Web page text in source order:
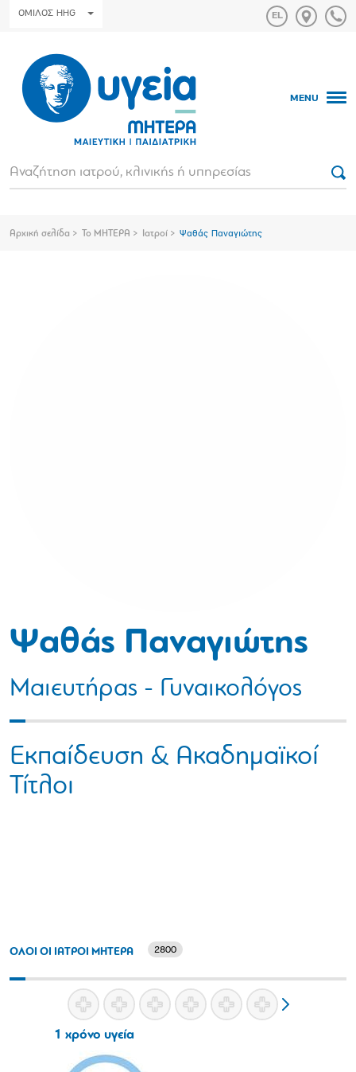
ΟΜΙΛΟΣ HHG
MENU
Αρχική σελίδα Το ΜΗΤΕΡΑ Ιατροί Ψαθάς Παναγιώτης
Ψαθάς Παναγιώτης
Μαιευτήρας - Γυναικολόγος
Εκπαίδευση & Ακαδημαϊκοί
Τίτλοι
ΟΛΟΙ ΟΙ ΙΑΤΡΟΙ ΜΗΤΕΡΑ 2800
1 χρόνο υγεία